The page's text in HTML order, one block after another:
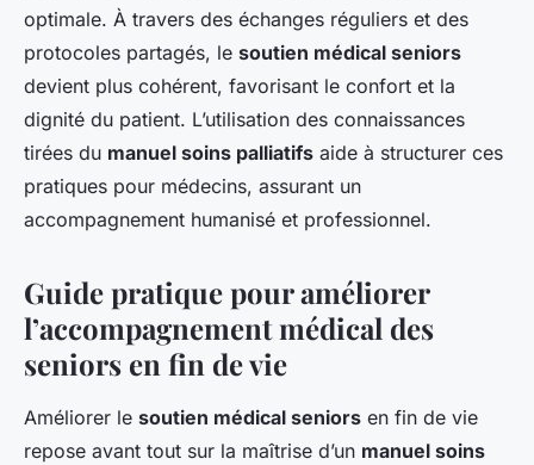
optimale. À travers des échanges réguliers et des
protocoles partagés, le soutien médical seniors
devient plus cohérent, favorisant le confort et la
dignité du patient. L’utilisation des connaissances
tirées du manuel soins palliatifs aide à structurer ces
pratiques pour médecins, assurant un
accompagnement humanisé et professionnel.
Guide pratique pour améliorer
l’accompagnement médical des
seniors en fin de vie
Améliorer le soutien médical seniors en fin de vie
repose avant tout sur la maîtrise d’un manuel soins